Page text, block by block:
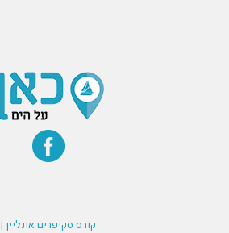
קורס סקיפרים אונליין |